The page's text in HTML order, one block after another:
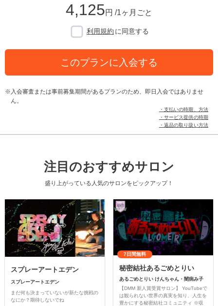
4,125円 /1ヶ月ごと
利用規約 に同意する
このプランに入会する
入会審査または事前募集期間があるプランのため、即日入会ではありませ
ん。
・支払いの時期、方法
・サービス提供の時期
・返品の取り扱い方法
注目のおすすめサロン
盛り上がっている人気のサロンをピックアップ！
スプレーアートエデン
スプレーアートエデン
まだ何も決まっていないが新たな挑戦の
なにか？期待しないでね
7日間無料
秘密結社あるごめとりい
あるごめとりい けんちゃん・闇病み子
【DMM 新人賞受賞サロン】 YouTubeで
は観られない世界の真実を知り、人生を
豊かにする秘密結社コミュニティ ※収